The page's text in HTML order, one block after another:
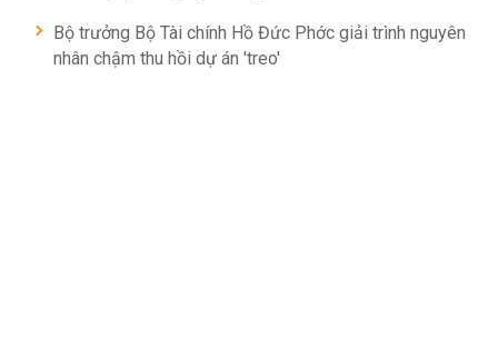
Bộ trưởng Bộ Tài chính Hồ Đức Phớc giải trình nguyên
nhân chậm thu hồi dự án 'treo'